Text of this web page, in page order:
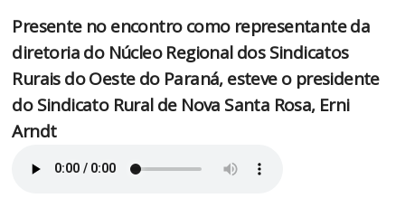
Presente no encontro como representante da
diretoria do Núcleo Regional dos Sindicatos
Rurais do Oeste do Paraná, esteve o presidente
do Sindicato Rural de Nova Santa Rosa, Erni
Arndt